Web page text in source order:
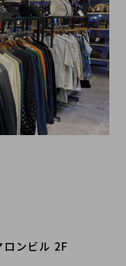
ンビル 2F